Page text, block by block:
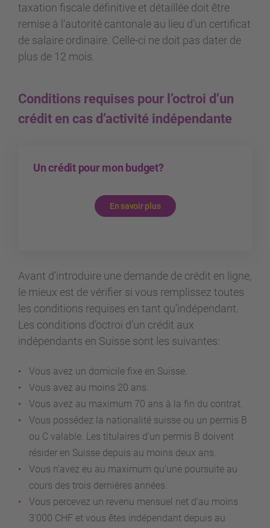
taxation fiscale définitive et détaillée doit être
remise à l’autorité cantonale au lieu d’un certificat
de salaire ordinaire. Celle-ci ne doit pas dater de
plus de 12 mois.
Conditions requises pour l’octroi d’un
crédit en cas d’activité indépendante
Un crédit pour mon budget?
En savoir plus
Avant d’introduire une demande de crédit en ligne,
le mieux est de vérifier si vous remplissez toutes
les conditions requises en tant qu’indépendant.
Les conditions d’octroi d’un crédit aux
indépendants en Suisse sont les suivantes:
Vous avez un domicile fixe en Suisse.
Vous avez au moins 20 ans.
Vous avez au maximum 70 ans à la fin du contrat.
Vous possédez la nationalité suisse ou un permis B
ou C valable. Les titulaires d’un permis B doivent
résider en Suisse depuis au moins deux ans.
Vous n’avez eu au maximum qu’une poursuite au
cours des trois dernières années.
Vous percevez un revenu mensuel net d’au moins
3'000 CHF et vous êtes indépendant depuis au